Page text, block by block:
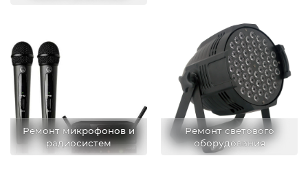
Ремонт микрофонов и
радиосистем
Ремонт светового
оборудования